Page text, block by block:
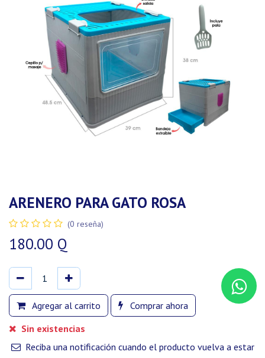
ARENERO PARA GATO ROSA
(0 reseña)
180.00 Q
Agregar al carrito
Comprar ahora
Sin existencias
Reciba una notificación cuando el producto vuelva a estar